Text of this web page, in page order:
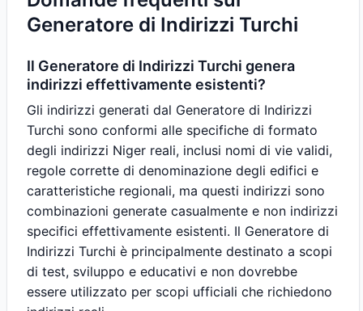
Generatore di Indirizzi Turchi
Il Generatore di Indirizzi Turchi genera
indirizzi effettivamente esistenti?
Gli indirizzi generati dal Generatore di Indirizzi
Turchi sono conformi alle specifiche di formato
degli indirizzi Niger reali, inclusi nomi di vie validi,
regole corrette di denominazione degli edifici e
caratteristiche regionali, ma questi indirizzi sono
combinazioni generate casualmente e non indirizzi
specifici effettivamente esistenti. Il Generatore di
Indirizzi Turchi è principalmente destinato a scopi
di test, sviluppo e educativi e non dovrebbe
essere utilizzato per scopi ufficiali che richiedono